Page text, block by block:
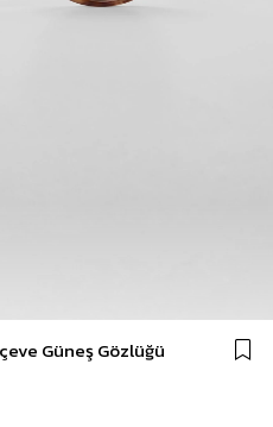
Güneş Gözlüğü